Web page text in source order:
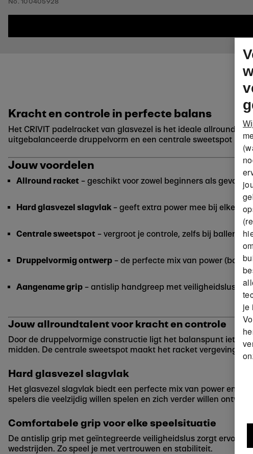
Kracht en controle in perfecte balans
Het CRIVIT padelracket van glasvezel is het ideale allround
uitgebalanceerde druppelvorm en een centrale sweetspot
Jouw voordelen
Allround racket – geschikt voor zowel beginners als
Hard glasvezel slagvlak– geeft extra power mee bij elke
Centrale sweetspot – vergroot je controle, zelfs bij ballen
Druppelvormig ontwerp – de perfecte mix van power
Aangename grip – antislip handgreep met veiligheidslus
Jouw allroundtalent voor kracht en controle
Door de druppelvormige constructie ligt het balanspunt iets
midden. De centrale sweetspot maakt het racket
Hard glasvezel slagvlak
Het glasvezel slagvlak biedt een perfecte mix van power en
spelers die veelzijdig willen spelen en zich verder willen
Comfortabele grip voor elke speelsituatie
De antislip grip met geïntegreerde veiligheidslus zorgt ervoor
wedstrijden. Zo speel je met vertrouwen en stabiliteit.
je